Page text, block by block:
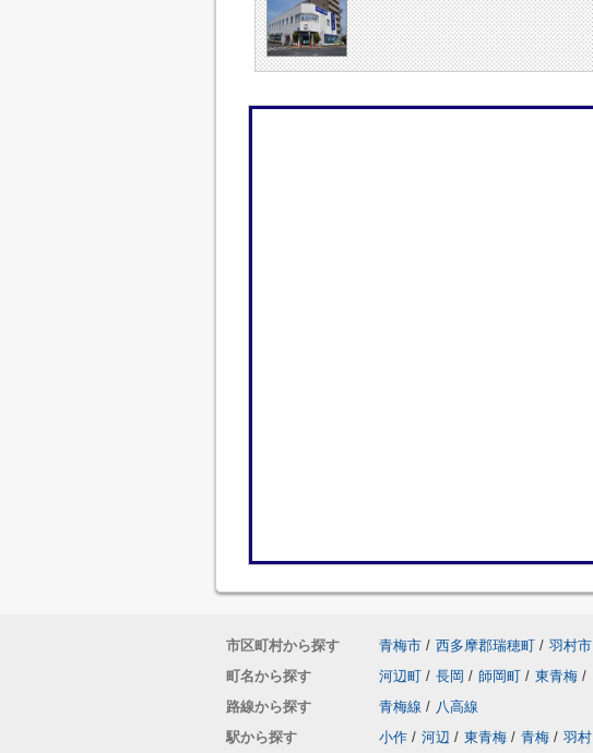
市区町村から探す 青梅市 / 西多摩郡瑞穂町 / 羽村市
町名から探す
河辺町 / 長岡 / 師岡町 / 東青梅 /
路線から探す
青梅線 / 八高線
駅から探す
小作 / 河辺 / 東青梅 / 青梅 / 羽村